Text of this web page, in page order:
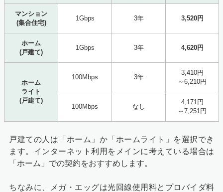
マンション
(集合住宅)
1Gbps 3年 3,520円
ホーム
(戸建て)
1Gbps 3年 4,620円
ホーム
ライト
(戸建て)
100Mbps 3年
3,410円
～6,210円
100Mbps なし
4,171円
～7,251円
戸建ての人は「ホーム」か「ホームライト」を選択でき
ます。インターネット利用をメインに考えている場合は
「ホーム」での契約をおすすめします。
ちなみに、メガ・エッグは光回線使用料とプロバイダ料